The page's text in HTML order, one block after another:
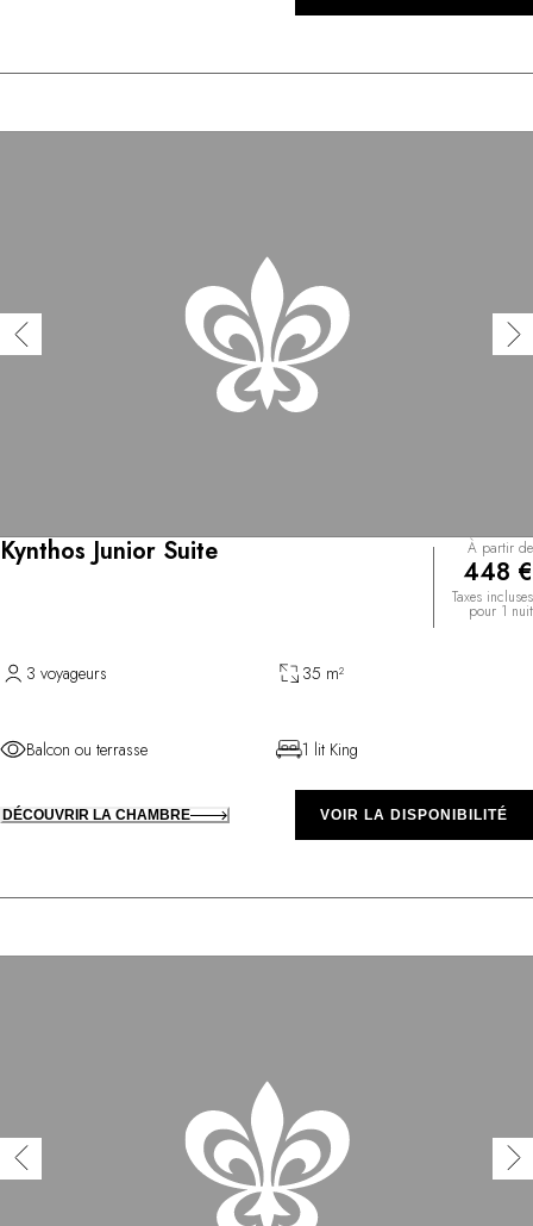
Kynthos Junior Suite À partir de
448 €
Taxes incluses
pour 1 nuit
3 voyageurs 35 m²
Balcon ou terrasse 1 lit King
DÉCOUVRIR LA CHAMBRE VOIR LA DISPONIBILITÉ